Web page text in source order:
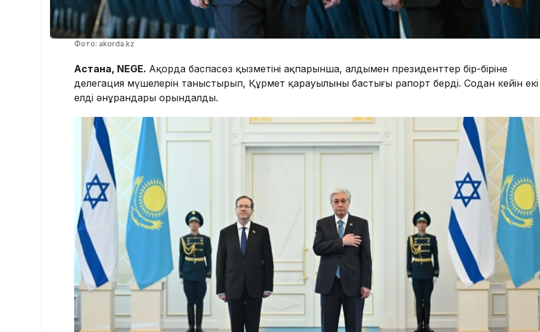
Фото: akorda.kz
Астана, NEGE. Ақорда баспасөз қызметінің ақпарынша, алдымен президенттер бір-біріне
делегация мүшелерін таныстырып, Құрмет қарауылының бастығы рапорт берді. Содан кейін екі
елдің әнұрандары орындалды.